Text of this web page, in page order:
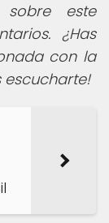
sobre este
¿Has
con la
escucharte!